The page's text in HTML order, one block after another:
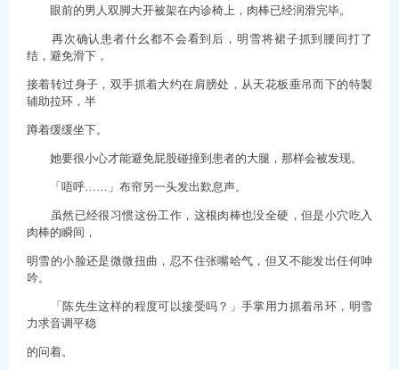
眼前的男人双脚大开被架在内诊椅上，肉棒已经润滑完毕。
再次确认患者什幺都不会看到后，明雪将裙子抓到腰间打了
结，避免滑下，
接着转过身子，双手抓着大约在肩膀处，从天花板垂吊而下的特製
辅助拉环，半
蹲着缓缓坐下。
她要很小心才能避免屁股碰撞到患者的大腿，那样会被发现。
「唔呼……」布帘另一头发出歎息声。
虽然已经很习惯这份工作，这根肉棒也没全硬，但是小穴吃入
肉棒的瞬间，
明雪的小脸还是微微扭曲，忍不住张嘴哈气，但又不能发出任何呻
吟。
「陈先生这样的程度可以接受吗？」手掌用力抓着吊环，明雪
力求音调平稳
的问着。